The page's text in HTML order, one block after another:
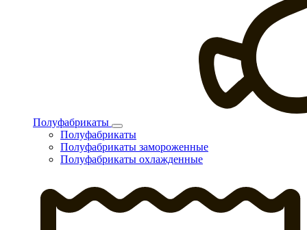
Полуфабрикаты
Полуфабрикаты
Полуфабрикаты замороженные
Полуфабрикаты охлажденные